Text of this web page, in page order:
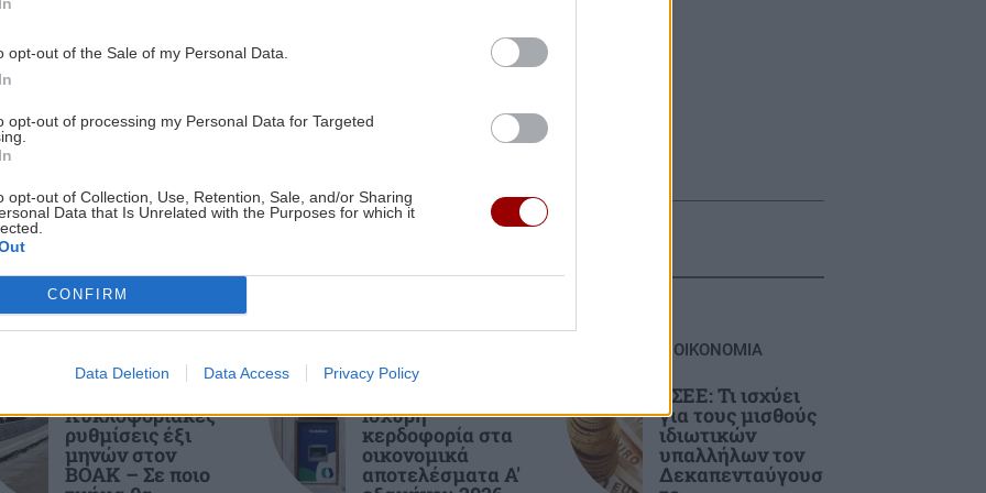
opt-out of the Sale of my Personal Data.
opt-out of processing my Personal Data for Targeted
opt-out of Collection, Use, Retention, Sale, and/or Sharing
Data that Is Unrelated with the Purposes for which it
CONFIRM
Data Deletion Data Access Privacy Policy
20:32
20:20
Γερονικολού: Ποζάρει με καλοκαιρινή
διάθεση στην πισίνα
ΑΘΛΗΤΙΚΑ
Στέργιος Ατσαλάκης (Αντιδήμαρχος
έργο δεν χάθηκε – Οι παρεμβάσεις
18:40
ΚΟΣΜΟΣ
οι ειδήσεις
Κυκλοφοριακές
ρυθμίσεις έξι
μηνών στον
ΒΟΑΚ – Σε ποιο
Ισχυρή
κερδοφορία στα
οικονομικά
αποτελέσματα Α'
ΟΙΚΟΝΟΜΙΑ
ΓΣΕΕ: Τι ισχύει
για τους μισθούς
ιδιωτικών
υπαλλήλων τον
Δεκαπενταύγουσ